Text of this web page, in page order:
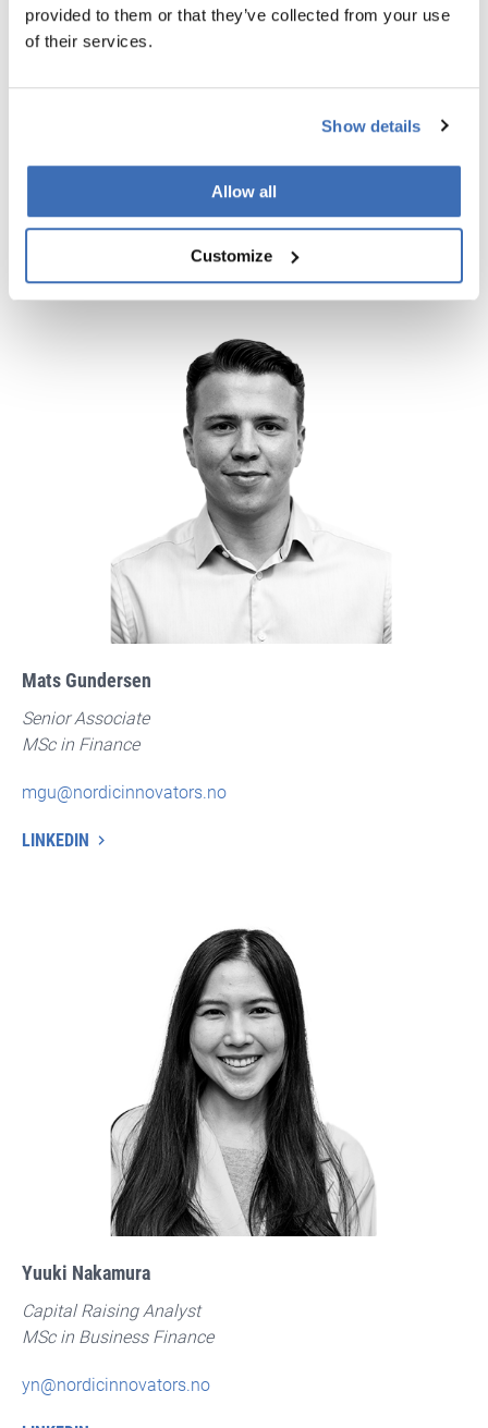
provided to them or that they’ve collected from your use
of their services.
Show details
Allow all
Customize
Pernille Barkholt Rask
pbr@nordicinnovators.dk
Mats Gundersen
Senior Associate
MSc in Finance
mgu@nordicinnovators.no
LINKEDIN
Yuuki Nakamura
​Capital Raising Analyst
MSc in Business Finance
yn@nordicinnovators.no